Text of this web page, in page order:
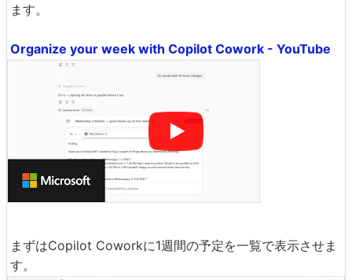
ます。
Organize your week with Copilot Cowork - YouTube
まずはCopilot Coworkに1週間の予定を一覧で表示させま
す。